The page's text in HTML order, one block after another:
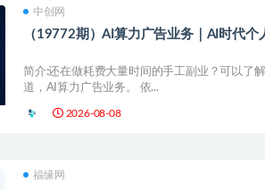
中创网
（19772期）AI算力广告业务｜AI时代个
简介:还在做耗费大量时间的手工副业？可以了
道，AI算力广告业务。 依...
2026-08-08
福缘网